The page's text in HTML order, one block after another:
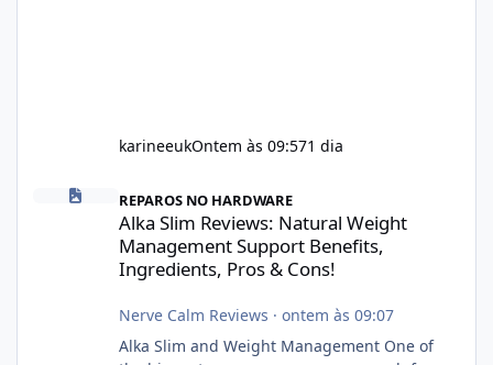
karineeukOntem às 09:571 dia
Alka Slim Reviews: Natural Weight Management Support
REPAROS NO HARDWARE
Alka Slim Reviews: Natural Weight
Management Support Benefits,
Ingredients, Pros & Cons!
Nerve Calm Reviews · ontem às 09:07
Alka Slim and Weight Management One of